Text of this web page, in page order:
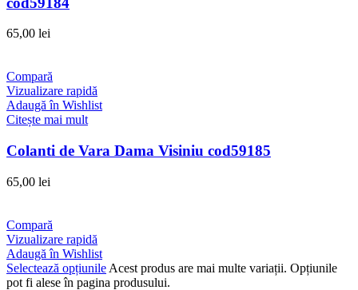
65,00 lei
Compară
Vizualizare rapidă
Adaugă în Wishlist
Citește mai mult
Colanti de Vara Dama Visiniu cod59185
65,00 lei
Compară
Vizualizare rapidă
Adaugă în Wishlist
Selectează opțiunile Acest produs are mai multe variații. Opțiunile
pot fi alese în pagina produsului.